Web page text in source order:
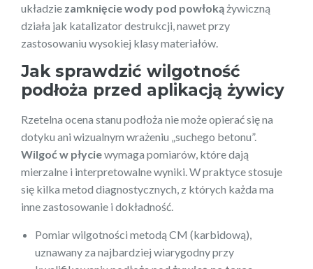
układzie zamknięcie wody pod powłokążywiczną
działa jak katalizator destrukcji, nawet przy
zastosowaniu wysokiej klasy materiałów.
Jak sprawdzić wilgotność
podłoża przed aplikacją żywicy
Rzetelna ocena stanu podłoża nie może opierać się na
dotyku ani wizualnym wrażeniu „suchego betonu”.
Wilgoć w płyciewymaga pomiarów, które dają
mierzalne i interpretowalne wyniki. W praktyce stosuje
się kilka metod diagnostycznych, z których każda ma
inne zastosowanie i dokładność.
Pomiar wilgotności metodą CM (karbidową),
uznawany za najbardziej wiarygodny przy